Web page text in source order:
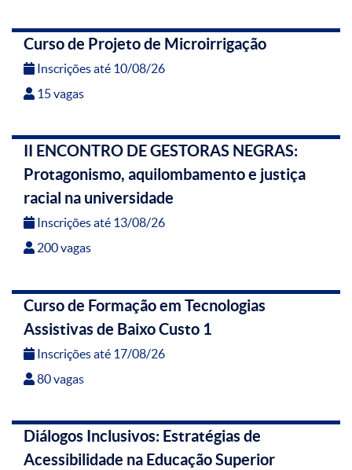
Curso de Projeto de Microirrigação
Inscrições até 10/08/26
15 vagas
II ENCONTRO DE GESTORAS NEGRAS:
Protagonismo, aquilombamento e justiça
racial na universidade
Inscrições até 13/08/26
200 vagas
Curso de Formação em Tecnologias
Assistivas de Baixo Custo 1
Inscrições até 17/08/26
80 vagas
Diálogos Inclusivos: Estratégias de
Acessibilidade na Educação Superior